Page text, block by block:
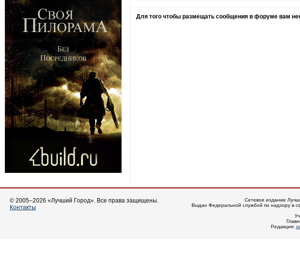
Для того чтобы размещать сообщения в форуме вам
© 2005–2026 «Лучший Город». Все права защищены.
Контакты
Сетевое издание
Выдан Федеральной службой по надзору в
Редакция: